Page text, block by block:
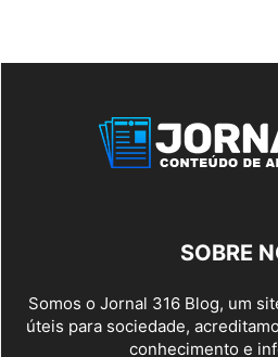
SOBRE
Somos o Jornal 316 Blog, um
úteis para sociedade,
conhecimento e